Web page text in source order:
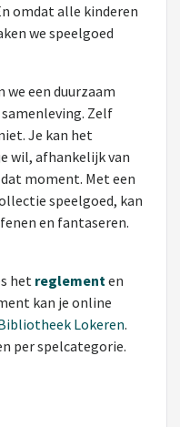
omdat alle kinderen
we speelgoed
een duurzaam
Zelf
Je kan het
wil, afhankelijk van
moment. Met een
speelgoed, kan
en fantaseren.
hetreglementen
kan je online
Lokeren.
per spelcategorie.